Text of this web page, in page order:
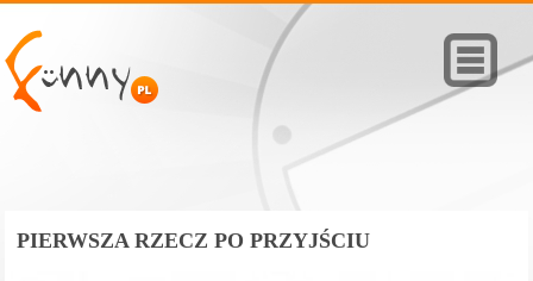
PIERWSZA RZECZ PO PRZYJŚCIU